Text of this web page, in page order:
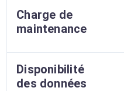
Charge de
maintenance
Disponibilité
des données